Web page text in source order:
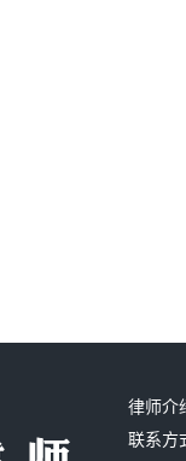
律师介
联系方